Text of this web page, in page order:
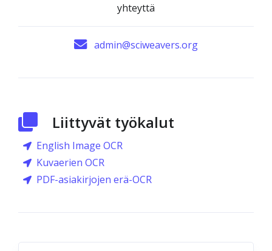
yhteyttä
admin@sciweavers.org
Liittyvät työkalut
English Image OCR
Kuvaerien OCR
PDF-asiakirjojen erä-OCR